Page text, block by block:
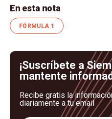
En esta nota
FÓRMULA 1
¡Suscríbete a
mantente
Recibe gratis la
diariamente a tu email